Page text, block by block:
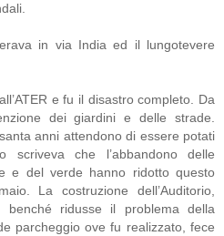
in via India ed il lungotevere
e fu il disastro completo. Da
dei giardini e delle strade.
anni attendono di essere potati
scriveva che l’abbandono delle
e del verde hanno ridotto questo
La costruzione dell’Auditorio,
benché ridusse il problema della
parcheggio ove fu realizzato, fece